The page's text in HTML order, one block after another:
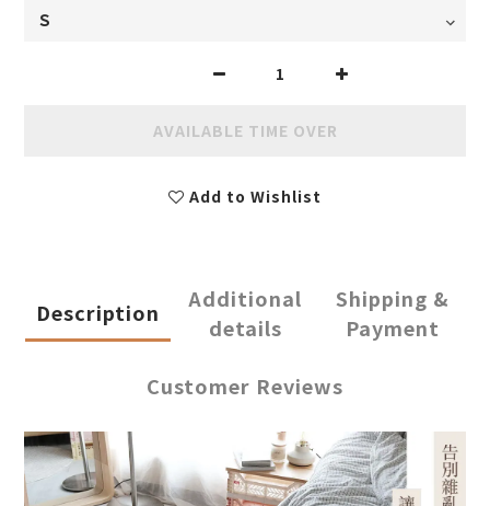
AVAILABLE TIME OVER
Add to Wishlist
Description
Additional
details
Shipping &
Payment
Customer Reviews